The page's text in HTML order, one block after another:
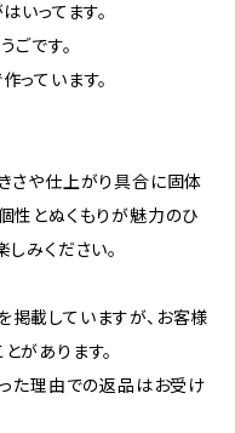
いってます。
ごです。
っています。
さや仕上がり具合に固体
性とぬくもりが魅力のひ
みください。
載していますが、お客様
があります。
た理由での返品はお受け